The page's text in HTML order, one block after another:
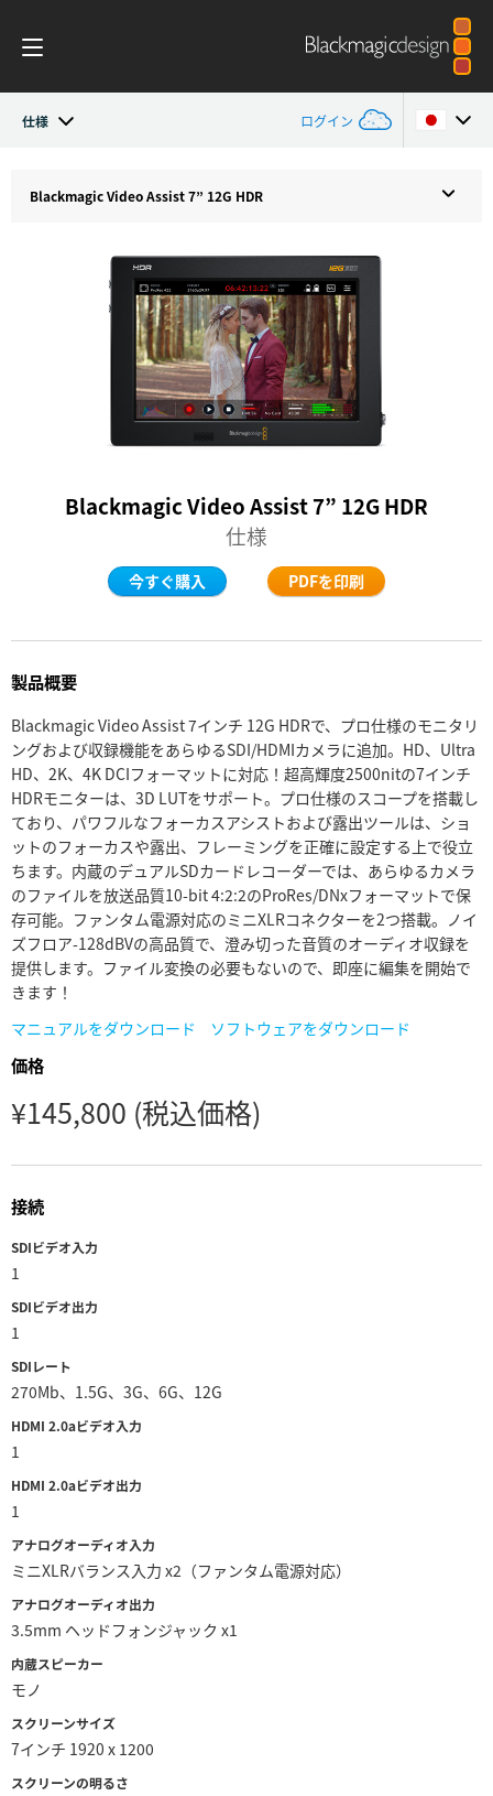
仕様 ログイン
Blackmagic OS
Austria
Finland
France
Italy
Japan
Korea
Mexico
Malaysia
New Zealand
Chinese Taipei
United Kingdom
BlackmagicVideo Assist 7” 12G HDR
Blackmagic Video Assist 7” 12G HDR
仕様
今すぐ購入 PDFを印刷
製品概要
Blackmagic Video Assist 7インチ 12G HDRで、プロ仕様のモニタリ
ングおよび収録機能をあらゆるSDI/HDMIカメラに追加。HD、Ultra
HD、2K、4K DCIフォーマットに対応！超高輝度2500nitの7インチ
HDRモニターは、3D LUTをサポート。プロ仕様のスコープを搭載し
ており、パワフルなフォーカスアシストおよび露出ツールは、ショ
ットのフォーカスや露出、フレーミングを正確に設定する上で役立
ちます。内蔵のデュアルSDカードレコーダーでは、あらゆるカメラ
のファイルを放送品質10-bit 4:2:2のProRes/DNxフォーマットで保
存可能。ファンタム電源対応のミニXLRコネクターを2つ搭載。ノイ
ズフロア-128dBVの高品質で、澄み切った音質のオーディオ収録を
提供します。ファイル変換の必要もないので、即座に編集を開始で
きます！
マニュアルをダウンロード
ソフトウェアをダウンロード
価格
¥145,800 (税込価格)
接続
SDIビデオ入力
1
SDIビデオ出力
1
SDIレート
270Mb、1.5G、3G、6G、12G
HDMI 2.0aビデオ入力
1
HDMI 2.0aビデオ出力
1
アナログオーディオ入力
ミニXLRバランス入力 x2（ファンタム電源対応）
アナログオーディオ出力
3.5mm ヘッドフォンジャック x1
内蔵スピーカー
モノ
スクリーンサイズ
7インチ 1920 x 1200
スクリーンの明るさ